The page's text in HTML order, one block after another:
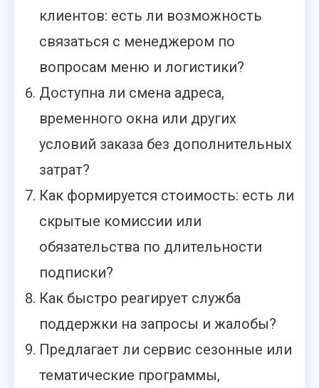
клиентов: есть ли возможность
связаться с менеджером по
вопросам меню и логистики?
Доступна ли смена адреса,
временного окна или других
условий заказа без дополнительных
затрат?
Как формируется стоимость: есть ли
скрытые комиссии или
обязательства по длительности
подписки?
Как быстро реагирует служба
поддержки на запросы и жалобы?
Предлагает ли сервис сезонные или
тематические программы,